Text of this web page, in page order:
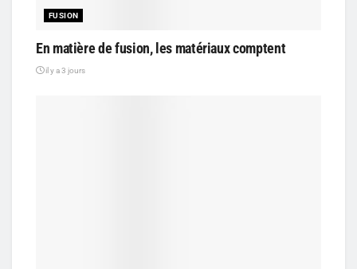
FUSION
En matière de fusion, les matériaux comptent
il y a 3 jours